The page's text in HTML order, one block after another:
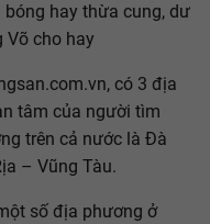
hay thừa cung, dư
Võ cho hay
có 3 địa
tâm của người tìm
trên cả nước là Đà
– Vũng Tàu.
số địa phương ở